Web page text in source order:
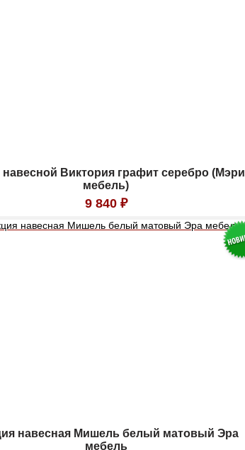
Виктория графит серебро (Мэри
мебель)
9 840 ₽
навесная Мишель белый матовый Эра
мебель